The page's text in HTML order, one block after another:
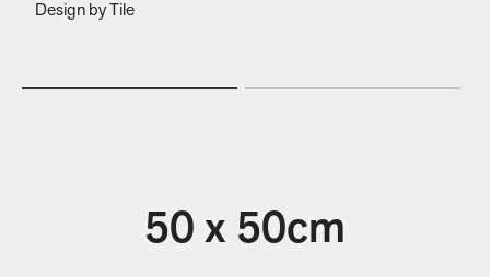
Design by Tile
50 x 50cm